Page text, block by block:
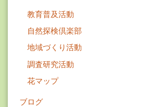
教育普及活動
自然探検倶楽部
地域づくり活動
調査研究活動
花マップ
ブログ